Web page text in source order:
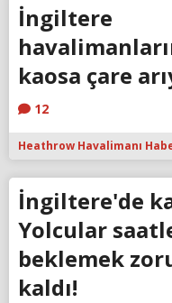
İngiltere
kaosa çare
12
Heathrow Havalimanı
İngiltere'de
Yolcular
beklemek
kaldı!